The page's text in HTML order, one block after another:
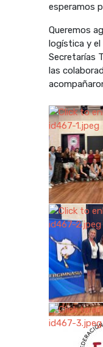
esperamos
Queremos
logística y
Secretarías
las